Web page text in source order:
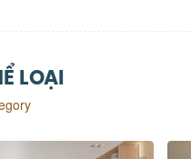
LOẠI